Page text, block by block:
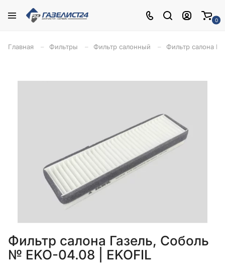
0
Главная Фильтры Фильтр салонный Фильтр салона
Фильтр салона Газель, Соболь
№ EKO-04.08 | EKOFIL